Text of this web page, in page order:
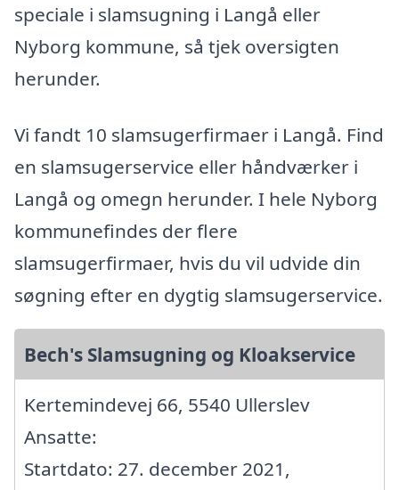
speciale i slamsugning i Langå eller
Nyborg kommune, så tjek oversigten
herunder.
Vi fandt 10 slamsugerfirmaer i Langå. Find
en slamsugerservice eller håndværker i
Langå og omegn herunder. I hele Nyborg
kommunefindes der flere
slamsugerfirmaer, hvis du vil udvide din
søgning efter en dygtig slamsugerservice.
Bech's Slamsugning og Kloakservice
Kertemindevej 66, 5540 Ullerslev
Ansatte:
Startdato: 27. december 2021,